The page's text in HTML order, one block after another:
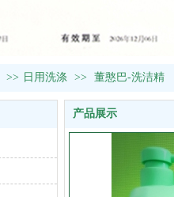
>> 日用洗涤 >> 董憨巴-洗洁精
产品展示